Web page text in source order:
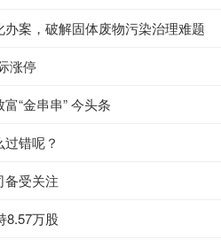
案，破解固体废物污染治理难题
涨停
“金串串” 今头条
过错呢？
备受关注
8.57万股